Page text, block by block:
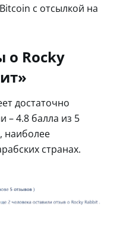
с отсылкой на
о Rocky
достаточно
– 4.8 балла из 5
наиболее
странах.